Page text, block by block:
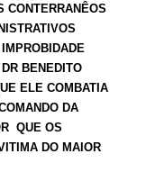
CONTERRANÊOS
BENEDITO
ELE COMBATIA
DA
QUE OS
DO MAIOR